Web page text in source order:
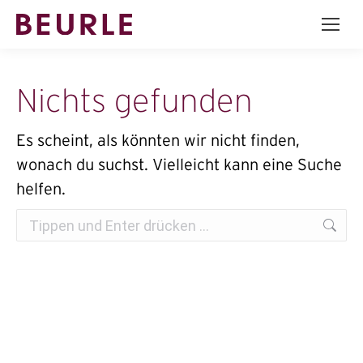
Nichts gefunden
Es scheint, als könnten wir nicht finden,
wonach du suchst. Vielleicht kann eine Suche
helfen.
Suchen: